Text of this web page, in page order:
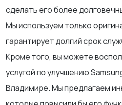
сделать его более
Мы используем только
гарантирует долгий срок
Кроме того, вы можете
услугой по улучшению
Владимире. Мы предлагаем